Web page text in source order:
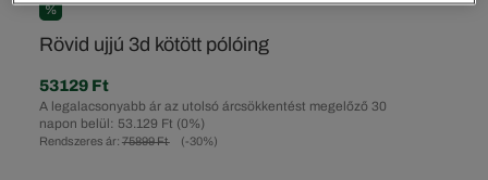
%
Rövid ujjú 3d kötött pólóing
Rendszeres ár: 75899 Ft (-30%)
A legalacsonyabb ár az utolsó árcsökkentést megelőző 30
napon belül: 53.129 Ft (0%)
53129 Ft